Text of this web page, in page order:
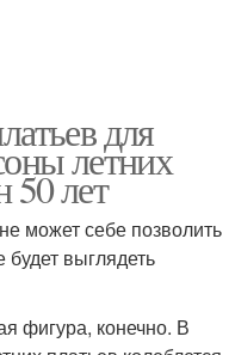
для
летних
50 лет
может себе позволить
будет выглядеть
фигура, конечно. В